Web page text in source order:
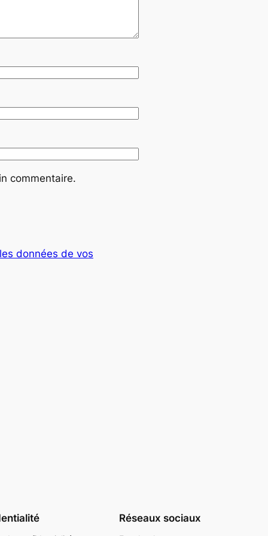
commentaire.
données de vos
Réseaux sociaux